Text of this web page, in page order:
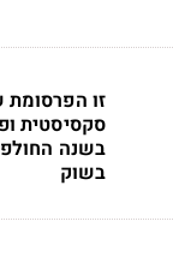
זו הפרסומת
סקסיסטית
בשנה
בשוק